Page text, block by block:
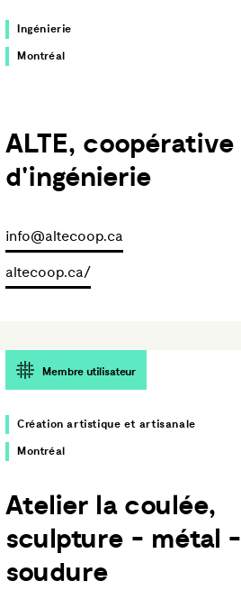
Ingénierie
Montréal
ALTE, coopérative
d'ingénierie
info@altecoop.ca
altecoop.ca/
Membre utilisateur
Création artistique et artisanale
Montréal
Atelier la coulée,
sculpture - métal -
soudure